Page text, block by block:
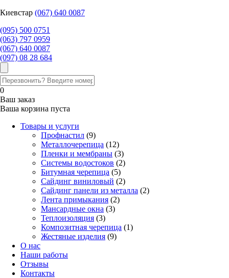
Киевстар ‎(067) 640 0087
(095) 500 0751
(063) 797 0959
‎(067) 640 0087
(097) 08 28 684
0
Ваш заказ
Ваша корзина пуста
Товары и услуги
Профнастил (9)
Металлочерепица (12)
Пленки и мембраны (3)
Системы водостоков (2)
Битумная черепица (5)
Сайдинг виниловый (2)
Сайдинг панели из металла (2)
Лента примыкания (2)
Мансардные окна (3)
Теплоизоляция (3)
Композитная черепица (1)
Жестяные изделия (9)
О нас
Наши работы
Отзывы
Контакты